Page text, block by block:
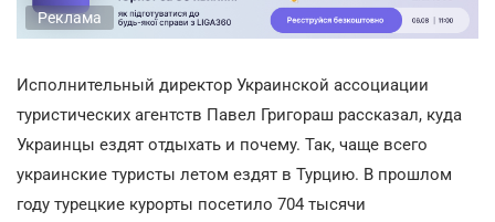
Реклама
Исполнительный директор Украинской ассоциации
туристических агентств Павел Григораш рассказал, куда
Украинцы ездят отдыхать и почему. Так, чаще всего
украинские туристы летом ездят в Турцию. В прошлом
году турецкие курорты посетило 704 тысячи